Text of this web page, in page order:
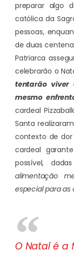
preparar algo
católica da
pessoas,
de duas
Patriarca
celebrarão o
tentarão viver
mesmo
cardeal
Santa
contexto de
cardeal
possível,
alimentação
especial para as
O Natal é a